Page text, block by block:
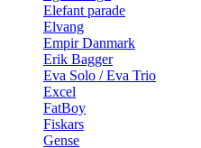
Elefant parade
Elvang
Empir Danmark
Erik Bagger
Eva Solo / Eva Trio
Excel
FatBoy
Fiskars
Gense